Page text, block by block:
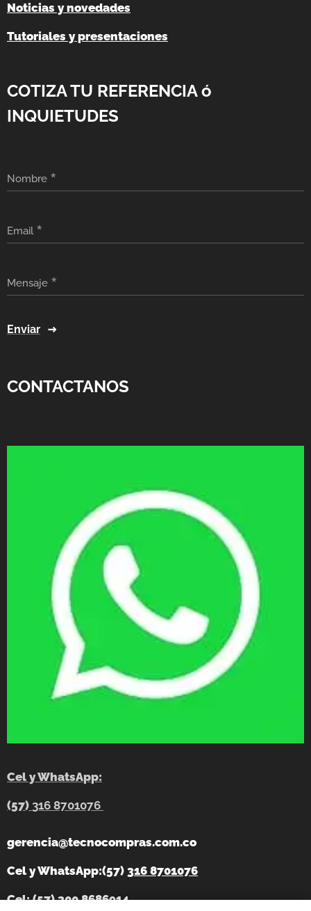
Noticias y novedades
Tutoriales y presentaciones
COTIZA TU REFERENCIA ó
INQUIETUDES
Nombre
Email
Mensaje
Enviar
CONTACTANOS
Cel y WhatsApp:
(57) 316 8701076
gerencia@tecnocompras.com.co
Cel y WhatsApp:(57) 316 8701076
Cel: (57) 300 8686914